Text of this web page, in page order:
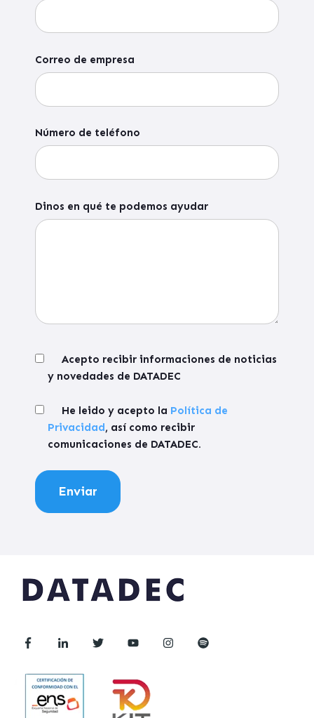
Correo de empresa
Número de teléfono
Dinos en qué te podemos ayudar
Acepto recibir informaciones de noticias
y novedades de DATADEC
He leido y acepto la Política de
Privacidad, así como recibir
comunicaciones de DATADEC.